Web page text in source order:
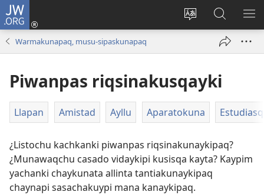
JW.ORG
Rimaynikita
cambianapaq
Qallarinaykipaq
(abre
JW.ORG
nisqapi
Warmakunapaq, musu-sipaskunapaq
Piwanpas riqsinakusqayki
Llapan Amistad Ayllu Aparatokuna
¿Listochu kachkanki piwanpas riqsinakunaykipaq?
¿Munawaqchu casado vidaykipi kusisqa kayta? Kaypim
yachanki chaykunata allinta tantiakunaykipaq
chaynapi sasachakuypi mana kanaykipaq.